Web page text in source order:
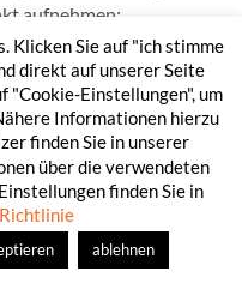
aufnehmen:
Sie auch bei
Co, KG.
Klicken Sie auf "ich stimme
direkt auf unserer Seite
"Cookie-Einstellungen", um
Informationen hierzu
finden Sie in unserer
über die verwendeten
finden Sie in
ablehnen